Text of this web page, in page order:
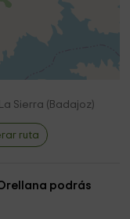
Sierra ( Badajoz)
ruta
podrás